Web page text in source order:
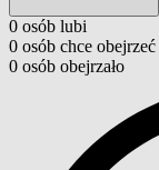
0 osób lubi
0 osób chce obejrzeć
0 osób obejrzało